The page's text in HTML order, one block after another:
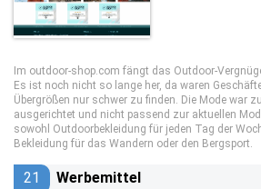
Im outdoor-shop.com fängt das Outdoor-
Es ist noch nicht so lange her, da waren
Übergrößen nur schwer zu finden. Die Mode war
ausgerichtet und nicht passend zur aktuellen
sowohl Outdoorbekleidung für jeden Tag der
Bekleidung für das Wandern oder den Bergsport.
21 Werbemittel